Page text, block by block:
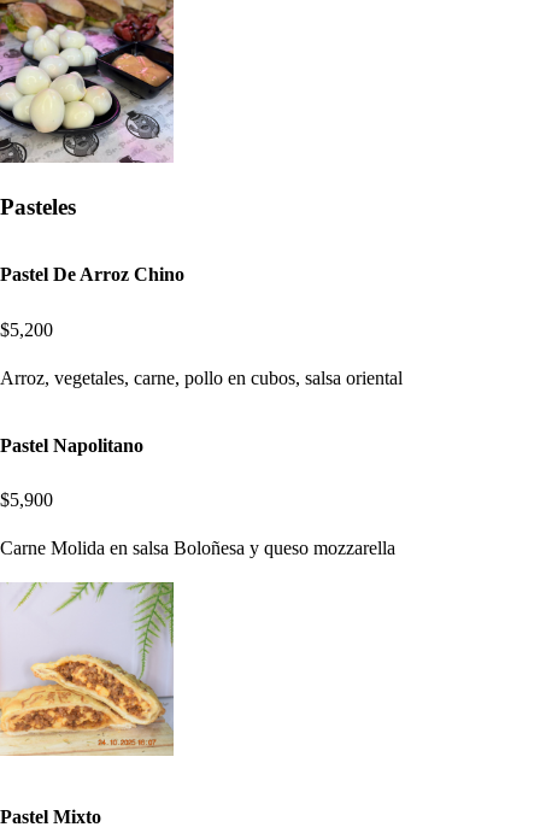
Pasteles
Pastel De Arroz Chino
$5,200
Arroz, vegetales, carne, pollo en cubos, salsa oriental
Pastel Napolitano
$5,900
Carne Molida en salsa Boloñesa y queso mozzarella
Pastel Mixto